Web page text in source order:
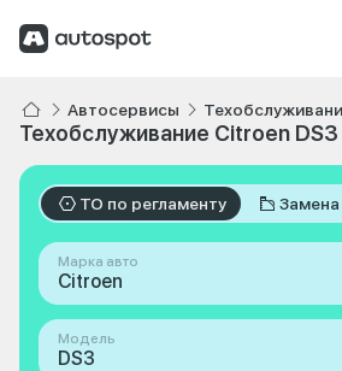
Автосервисы
Техобслуживание Citroen DS3
ТО по регламенту
Марка авто
Citroen
Модель
DS3